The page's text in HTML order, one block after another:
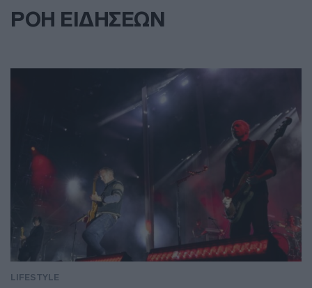
ΡΟΗ ΕΙΔΗΣΕΩΝ
LIFESTYLE